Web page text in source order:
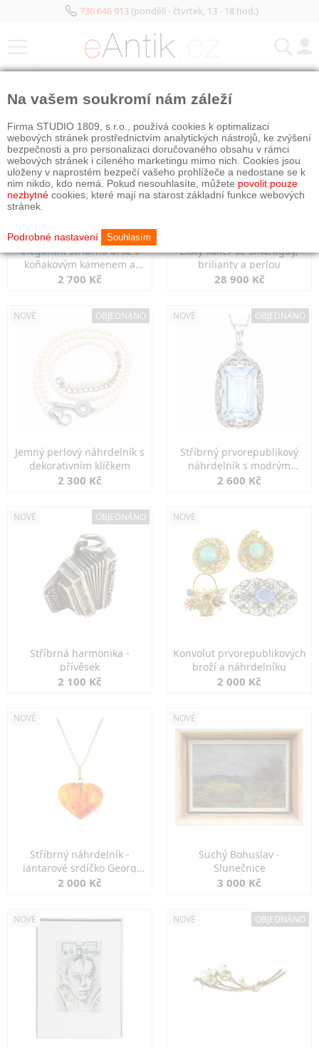
736 646 913(pondělí - čtvrtek, 13 - 18 hod.)
Elegantní stříbrná brož s
koňakovým kamenem a
markazity
2 700 Kč
Zlatý kolier se smaragdy,
brilianty a perlou
28 900 Kč
NOVÉ OBJEDNÁNO
Jemný perlový náhrdelník s
dekorativním klíčkem
2 300 Kč
NOVÉ OBJEDNÁNO
Stříbrný prvorepublikový
náhrdelník s modrým
spinelem
2 600 Kč
NOVÉ OBJEDNÁNO
Stříbrná harmonika -
přívěsek
2 100 Kč
NOVÉ
Konvolut prvorepublikových
broží a náhrdelníku
2 000 Kč
NOVÉ
Stříbrný náhrdelník -
jantarové srdíčko Georg
Kramer
2 000 Kč
NOVÉ
Suchý Bohuslav -
Slunečnice
3 000 Kč
NOVÉ NOVÉ OBJEDNÁNO
Na vašem soukromí nám záleží
Firma STUDIO 1809, s.r.o., používá cookies k optimalizaci
webových stránek prostřednictvím analytických nástrojů, ke zvýšení
bezpečnosti a pro personalizaci doručovaného obsahu v rámci
webových stránek i cíleného marketingu mimo nich. Cookies jsou
uloženy v naprostém bezpečí vašeho prohlížeče a nedostane se k
nim nikdo, kdo nemá. Pokud nesouhlasíte, můžete povolit pouze
nezbytné cookies, které mají na starost základní funkce webových
stránek.
Podrobné nastavení Souhlasím